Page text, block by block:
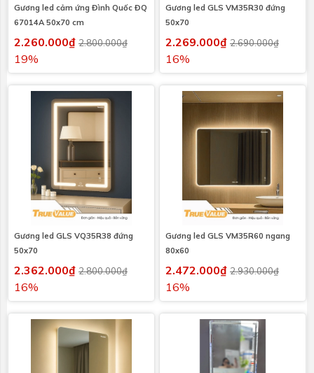
Gương led cảm ứng Đình Quốc ĐQ
67014A 50x70 cm
2.260.000₫ 2.800.000₫
19%
Gương led GLS VM35R30 đứng
50x70
2.269.000₫ 2.690.000₫
16%
Gương led GLS VQ35R38 đứng
50x70
2.362.000₫ 2.800.000₫
16%
Gương led GLS VM35R60 ngang
80x60
2.472.000₫ 2.930.000₫
16%